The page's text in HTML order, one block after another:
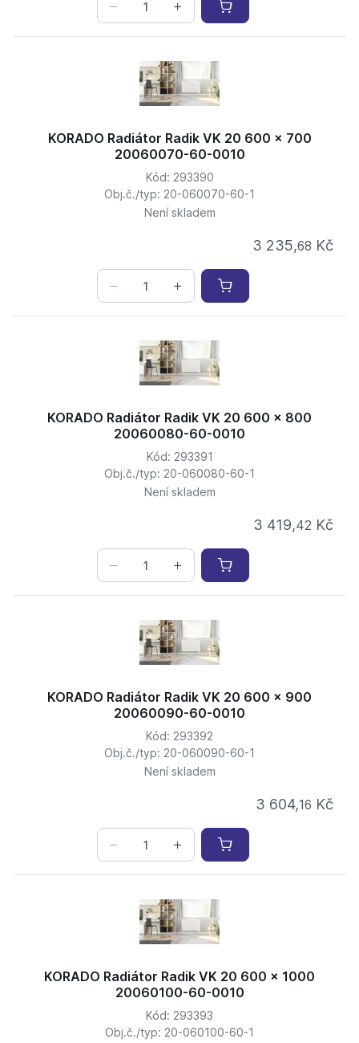
KORADO Radiátor Radik VK 20 600 x 700
20060070-60-0010
Kód: 293390
Obj.č./typ: 20-060070-60-1
Není skladem
3 235,68 Kč
KORADO Radiátor Radik VK 20 600 x 800
20060080-60-0010
Kód: 293391
Obj.č./typ: 20-060080-60-1
Není skladem
3 419,42 Kč
KORADO Radiátor Radik VK 20 600 x 900
20060090-60-0010
Kód: 293392
Obj.č./typ: 20-060090-60-1
Není skladem
3 604,16 Kč
KORADO Radiátor Radik VK 20 600 x 1000
20060100-60-0010
Kód: 293393
Obj.č./typ: 20-060100-60-1